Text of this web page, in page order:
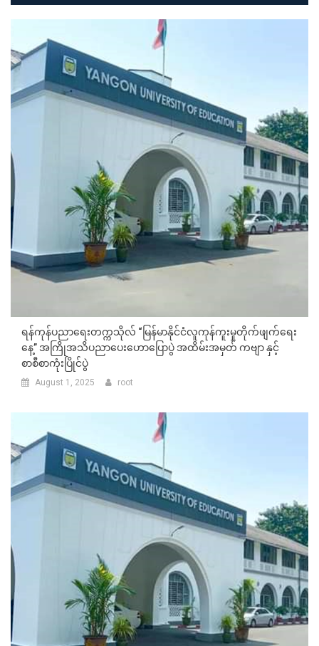
ရန်ကုန်ပညာရေးတက္ကသိုလ် “မြန်မာနိုင်ငံလူကုန်ကူးမှုတိုက်ဖျက်ရေး
နေ့” အကြိုအသိပညာပေးဟောပြောပွဲ အထိမ်းအမှတ် ကဗျာ နှင့်
စာစီစာကုံးပြိုင်ပွဲ
August 1, 2025 root